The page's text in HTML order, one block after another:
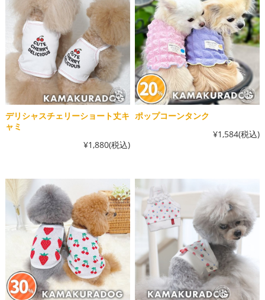
デリシャスチェリーショート丈キ
ャミ
¥1,880(税込)
ポップコーンタンク
¥1,584(税込)